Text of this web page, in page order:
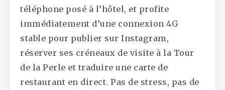
téléphone posé à l’hôtel, et profite
immédiatement d’une connexion 4G
stable pour publier sur Instagram,
réserver ses créneaux de visite à la Tour
de la Perle et traduire une carte de
restaurant en direct. Pas de stress, pas de